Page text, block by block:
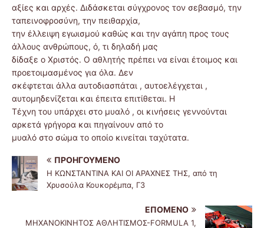
αξίες και αρχές. Διδάσκεται σύγχρονος τον σεβασμό, την
ταπεινοφροσύνη, την πειθαρχία,
την έλλειψη εγωισμού καθώς και την αγάπη προς τους
άλλους ανθρώπους, ό, τι δηλαδή μας
δίδαξε ο Χριστός. Ο αθλητής πρέπει να είναι έτοιμος και
προετοιμασμένος για όλα. Δεν
σκέφτεται άλλα αυτοδιασπάται , αυτοελέγχεται ,
αυτομηδενίζεται και έπειτα επιτίθεται. Η
Τέχνη του υπάρχει στο μυαλό , οι κινήσεις γεννούνται
αρκετά γρήγορα και πηγαίνουν από το
μυαλό στο σώμα το οποίο κινείται ταχύτατα.
ΠΡΟΗΓΟΎΜΕΝΟ
Η ΚΩΝΣΤΑΝΤΙΝΑ ΚΑΙ ΟΙ ΑΡΑΧΝΕΣ ΤΗΣ, από τη
Χρυσούλα Κουκορέμπα, Γ3
ΕΠΌΜΕΝΟ
ΜΗΧΑΝΟΚΙΝΗΤΟΣ ΑΘΛΗΤΙΣΜΟΣ-FORMULA 1,